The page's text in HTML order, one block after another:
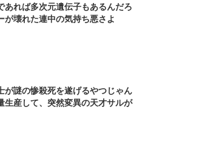
あれば多次元遺伝子もあるんだろ
が壊れた連中の気持ち悪さよ
が謎の惨殺死を遂げるやつじゃん
生産して、突然変異の天才サルが